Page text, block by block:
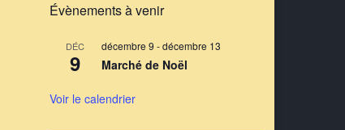
Évènements à venir
DÉC
9
décembre 9 -décembre 13
Marché de Noël
Voir le calendrier